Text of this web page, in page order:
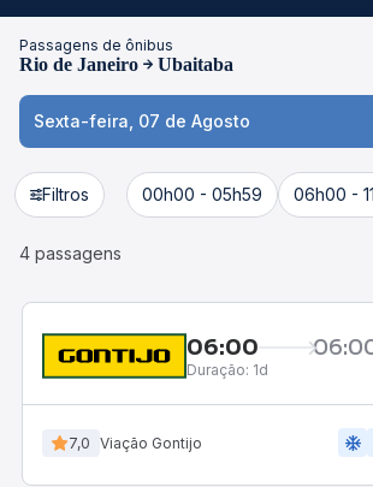
Passagens de ônibus
Rio de Janeiro Ubaitaba
Sexta-feira, 07 de Agosto
Filtros 00h00 - 05h59 06h00 -
4 passagens
06:00
Duração: 1d
7,0 Viação Gontijo ac_unit